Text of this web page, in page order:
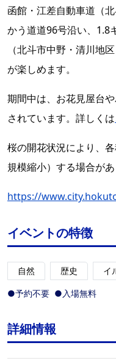
函館・江差自動車道（
かう道道96号沿い、1.8
（北斗市中野・清川地
が楽しめます。
期間中は、お花見屋台
されています。詳しくは
桜の開花状況により、
規模縮小）する場合があ
https://
イベントの特徴
自然 歴史
イ
●予約不要 ●入場無料
詳細情報